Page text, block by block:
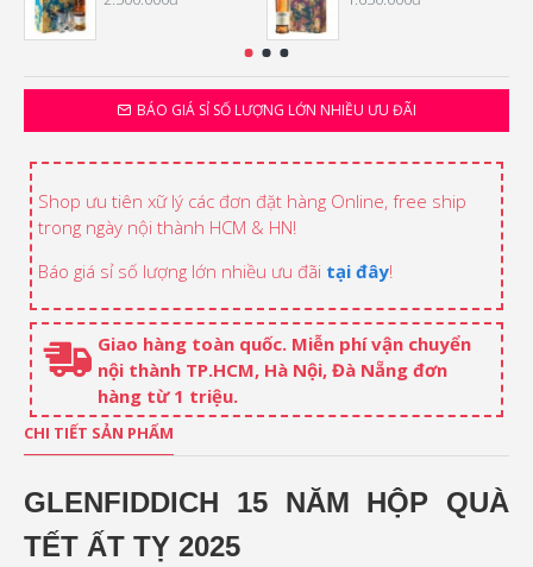
BÁO GIÁ SỈ SỐ LƯỢNG LỚN NHIỀU ƯU ĐÃI
Shop ưu tiên xữ lý các đơn đặt hàng Online, free ship
trong ngày nội thành HCM & HN!
Báo giá sỉ số lượng lớn nhiều ưu đãi tại đây!
Giao hàng toàn quốc. Miễn phí vận chuyển
nội thành TP.HCM, Hà Nội, Đà Nẵng đơn
hàng từ 1 triệu.
CHI TIẾT SẢN PHẨM
GLENFIDDICH 15 NĂM HỘP QUÀ
TẾT ẤT TỴ 2025